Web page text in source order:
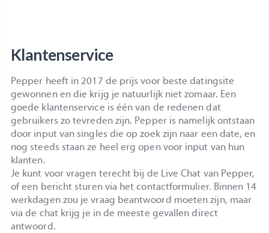
Klantenservice
Pepper heeft in 2017 de prijs voor beste datingsite
gewonnen en die krijg je natuurlijk niet zomaar. Een
goede klantenservice is één van de redenen dat
gebruikers zo tevreden zijn. Pepper is namelijk ontstaan
door input van singles die op zoek zijn naar een date, en
nog steeds staan ze heel erg open voor input van hun
klanten.
Je kunt voor vragen terecht bij de Live Chat van Pepper,
of een bericht sturen via het contactformulier. Binnen 14
werkdagen zou je vraag beantwoord moeten zijn, maar
via de chat krijg je in de meeste gevallen direct
antwoord.